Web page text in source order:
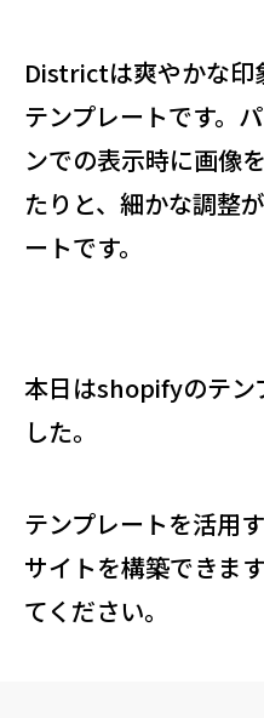
Districtは爽やかな印
テンプレートです。
ンでの表示時に画像
たりと、細かな調整
ートです。
本日はshopifyのテン
した。
テンプレートを活用
サイトを構築できま
てください。